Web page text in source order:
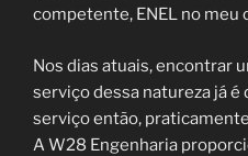
competente, ENEL no meu
Nos dias atuais, encontrar
serviço dessa natureza já
serviço então,
A W28 Engenharia